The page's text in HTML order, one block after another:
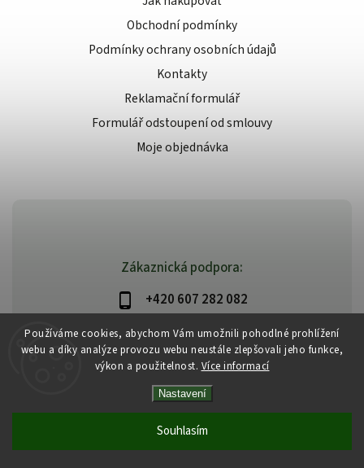
Používáme cookies, abychom Vám umožnili pohodlné prohlížení
webu a díky analýze provozu webu neustále zlepšovali jeho funkce,
výkon a použitelnost. Více informací
Nastavení
Souhlasím
Zákaznická podpora:
+420 607 282 082
info@beautysystem.cz
Obchodní podmínky
Podmínky ochrany osobních údajů
Kontakty
Reklamační formulář
Formulář odstoupení od smlouvy
Moje objednávka
Beautysystem.cz
VytvořilShoptet | Design